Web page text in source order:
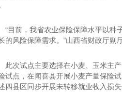
前，我省农业保险保障水平以种子
的风险保障需求。”山西省财政厅副
次试点主要选择在小麦、玉米主产
试点，在闻喜县开展小麦产量保险
述四县区同步开展未转移就业收入损失